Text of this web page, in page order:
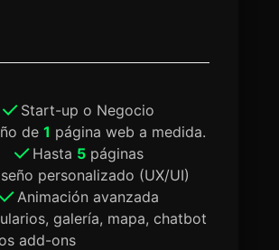
Start-up o Negocio
de 1 página web a medida.
Hasta 5páginas
personalizado (UX/UI)
Animación avanzada
galería, mapa, chatbot
add-ons